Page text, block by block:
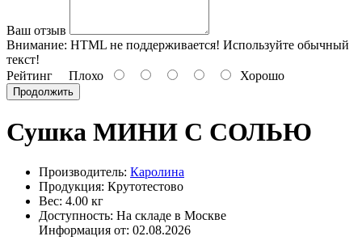
Ваш отзыв
Внимание: HTML не поддерживается! Используйте обычный
текст!
Рейтинг Плохо Хорошо
Продолжить
Сушка МИНИ С СОЛЬЮ
Производитель: Каролина
Продукция: Крутотестово
Вес: 4.00 кг
Доступность: На складе в Москве
Информация от: 02.08.2026